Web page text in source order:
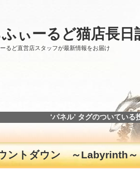
ぃーるど猫店長日
るど直営店スタッフが最新情報をお届け
‘パネル’ タグのついている
ントダウン ～Labyrinth～